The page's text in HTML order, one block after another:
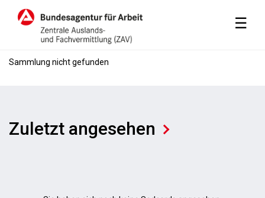
☰
Sammlung nicht gefunden
Zuletzt angesehen